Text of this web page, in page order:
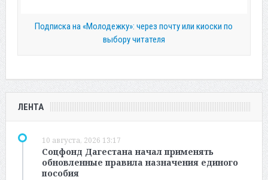
Подписка на «Молодежку»: через почту или киоски по
выбору читателя
ЛЕНТА
10 августа, 2026 13:17
Соцфонд Дагестана начал применять
обновленные правила назначения единого
пособия